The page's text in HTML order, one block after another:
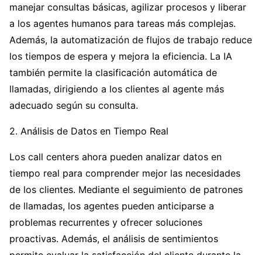
manejar consultas básicas, agilizar procesos y liberar
a los agentes humanos para tareas más complejas.
Además, la automatización de flujos de trabajo reduce
los tiempos de espera y mejora la eficiencia. La IA
también permite la clasificación automática de
llamadas, dirigiendo a los clientes al agente más
adecuado según su consulta.
2. Análisis de Datos en Tiempo Real
Los call centers ahora pueden analizar datos en
tiempo real para comprender mejor las necesidades
de los clientes. Mediante el seguimiento de patrones
de llamadas, los agentes pueden anticiparse a
problemas recurrentes y ofrecer soluciones
proactivas. Además, el análisis de sentimientos